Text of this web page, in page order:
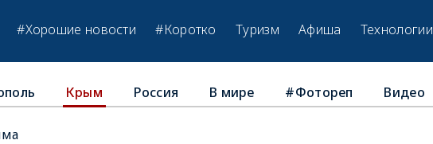
#Хорошие новости #Коротко Туризм Афиша Технологии
Крым Россия В мире #Фотореп Видео